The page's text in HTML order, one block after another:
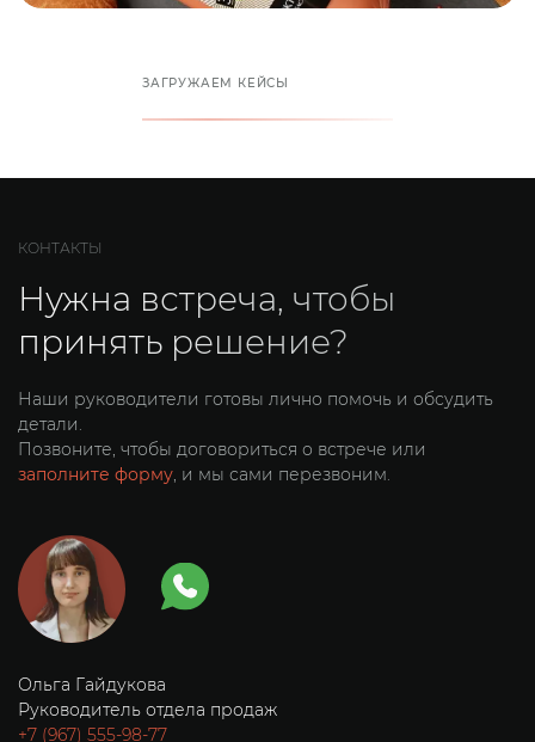
КОНТАКТЫ
Нужна встреча, чтобы
принять решение?
Наши руководители готовы лично помочь и обсудить
детали.
Позвоните, чтобы договориться о встрече или
заполните форму, и мы сами перезвоним.
Ольга Гайдукова
Руководитель отдела продаж
+7 (967) 555-98-77